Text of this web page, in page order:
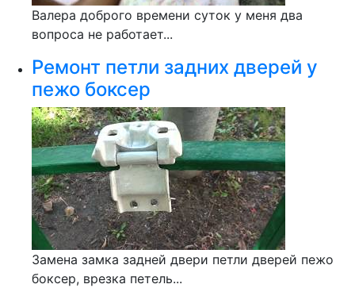
Валера доброго времени суток у меня два
вопроса не работает...
Ремонт петли задних дверей у
пежо боксер
Замена замка задней двери петли дверей пежо
боксер, врезка петель...